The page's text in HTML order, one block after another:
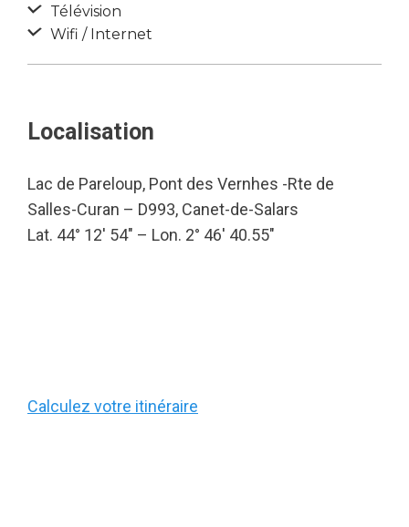
Télévision
Wifi / Internet
Localisation
Lac de Pareloup, Pont des Vernhes -Rte de
Salles-Curan – D993, Canet-de-Salars
Lat. 44° 12′ 54″ – Lon. 2° 46′ 40.55″
Calculez votre itinéraire